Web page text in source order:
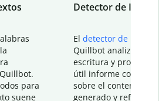
para
suene
Detector de IA
El detector de IA
Quillbot analiza tu
escritura y
útil informe con
sobre el contenido
generado y refinado